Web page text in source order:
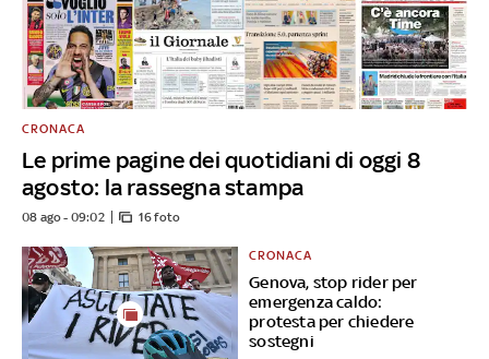
Le prime pagine dei quotidiani di oggi 8
agosto: la rassegna stampa
CRONACA
08 ago - 09:02 16 foto
Genova, stop rider per
emergenza caldo:
protesta per chiedere
sostegni
CRONACA